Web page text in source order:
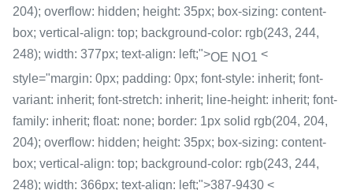
204); overflow: hidden; height: 35px; box-sizing: content-
box; vertical-align: top; background-color: rgb(243, 244,
248); width: 377px; text-align: left;">OE NO1 <
style="margin: 0px; padding: 0px; font-style: inherit; font-
variant: inherit; font-stretch: inherit; line-height: inherit; font-
family: inherit; float: none; border: 1px solid rgb(204, 204,
204); overflow: hidden; height: 35px; box-sizing: content-
box; vertical-align: top; background-color: rgb(243, 244,
248); width: 366px; text-align: left;">387-9430 <